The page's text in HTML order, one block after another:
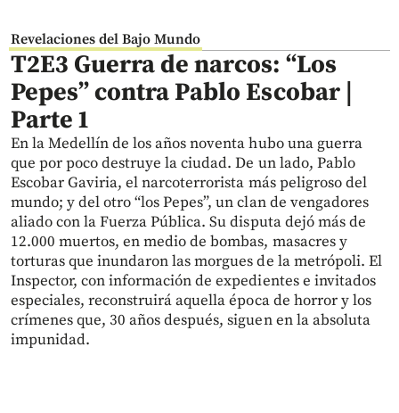
Revelaciones del Bajo Mundo
T2E3 Guerra de narcos: “Los
Pepes” contra Pablo Escobar |
Parte 1
En la Medellín de los años noventa hubo una guerra
que por poco destruye la ciudad. De un lado, Pablo
Escobar Gaviria, el narcoterrorista más peligroso del
mundo; y del otro “los Pepes”, un clan de vengadores
aliado con la Fuerza Pública. Su disputa dejó más de
12.000 muertos, en medio de bombas, masacres y
torturas que inundaron las morgues de la metrópoli. El
Inspector, con información de expedientes e invitados
especiales, reconstruirá aquella época de horror y los
crímenes que, 30 años después, siguen en la absoluta
impunidad.